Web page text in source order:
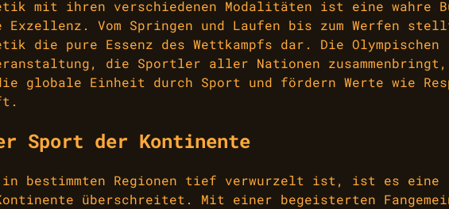
mit ihren verschiedenen Modalitäten ist eine wahre
Exzellenz. Vom Springen und Laufen bis zum Werfen
die pure Essenz des Wettkampfs dar. Die Olympischen
die Sportler aller Nationen zusammenbringt,
globale Einheit durch Sport und fördern Werte wie
Sport der Kontinente
in bestimmten Regionen tief verwurzelt ist, ist es eine
überschreitet. Mit einer begeisterten